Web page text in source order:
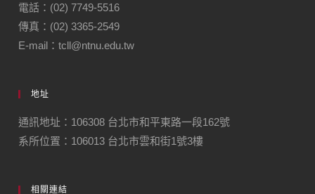
電話：(02) 7749-5516
傳真：(02) 3365-2549
E-mail：tcll@ntnu.edu.tw
地址
通訊地址：106308 台北市和平東路一段162號
系所位置：106013 台北市雲和街1號3樓
相關連結